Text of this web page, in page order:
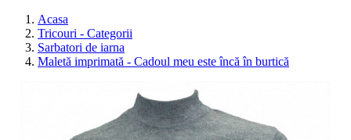
Acasa
Tricouri - Categorii
Sarbatori de iarna
Maletă imprimată - Cadoul meu este încă în burtică